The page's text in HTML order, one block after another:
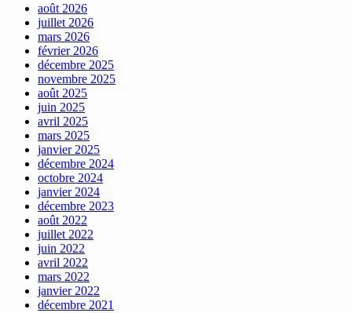
août 2026
juillet 2026
mars 2026
février 2026
décembre 2025
novembre 2025
août 2025
juin 2025
avril 2025
mars 2025
janvier 2025
décembre 2024
octobre 2024
janvier 2024
décembre 2023
août 2022
juillet 2022
juin 2022
avril 2022
mars 2022
janvier 2022
décembre 2021